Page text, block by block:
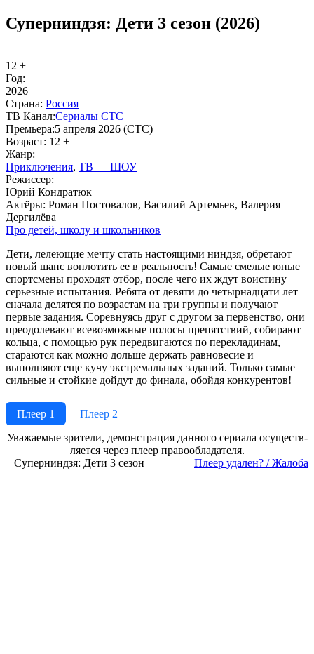
Суперниндзя: Дети 3 сезон (2026)
12 +
Год:
2026
Стра­на: Рос­сия
ТВ Ка­нал:Се­риа­лы СТС
Пре­мье­ра:5 апреля 2026 (СТС)
Воз­раст: 12 +
Жанр:
При­клю­че­ния, ТВ — ШОУ
Ре­жис­сер:
Юрий Кондратюк
Ак­тё­ры: Роман Постовалов, Василий Артемьев, Валерия
Дергилёва
Про де­тей, шко­лу и школь­ни­ков
Дети, лелеющие мечту стать настоящими ниндзя, обретают
новый шанс воплотить ее в реальность! Самые смелые юные
спортсмены проходят отбор, после чего их ждут воистину
серьезные испытания. Ребята от девяти до четырнадцати лет
сначала делятся по возрастам на три группы и получают
первые задания. Соревнуясь друг с другом за первенство, они
преодолевают всевозможные полосы препятствий, собирают
кольца, с помощью рук передвигаются по перекладинам,
стараются как можно дольше держать равновесие и
выполняют еще кучу экстремальных заданий. Только самые
сильные и стойкие дойдут до финала, обойдя конкурентов!
Плеер 1
Плеер 2
Ува­жае­мые зри­те­ли, де­мон­ст­ра­ция дан­но­го се­риа­ла осу­ще­ст­в­
ля­ет­ся че­рез пле­ер пра­во­об­ла­да­те­ля.
Суперниндзя: Дети 3 сезон
Пле­ер уда­лен? / Жа­ло­ба